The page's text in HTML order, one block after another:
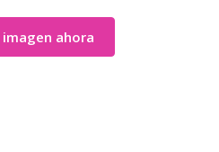
imagen ahora